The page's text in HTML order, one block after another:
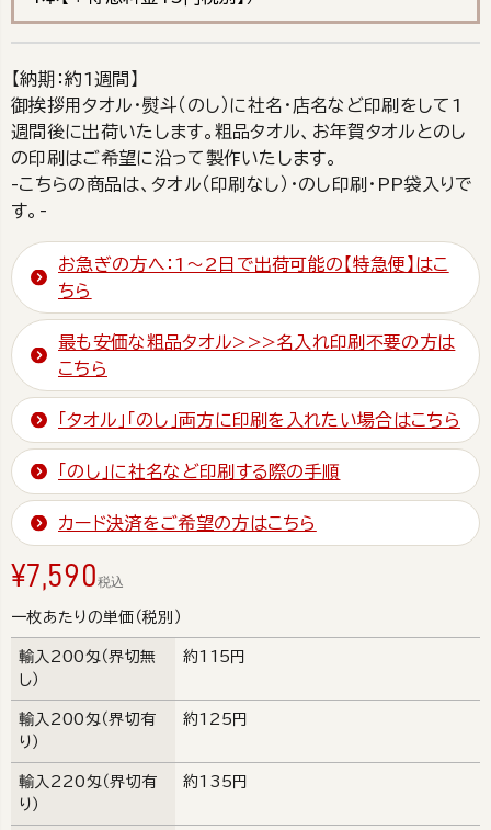
【納期：約1週間】
御挨拶用タオル・熨斗（のし）に社名・店名など印刷をして1
週間後に出荷いたします。粗品タオル、お年賀タオルとのし
の印刷はご希望に沿って製作いたします。
-こちらの商品は、タオル（印刷なし）・のし印刷・PP袋入りで
す。-
お急ぎの方へ：1～2日で出荷可能の【特急便】はこ
ちら
最も安価な粗品タオル>>>名入れ印刷不要の方は
こちら
「タオル」「のし」両方に印刷を入れたい場合はこちら
「のし」に社名など印刷する際の手順
カード決済をご希望の方はこちら
¥7,590税込
一枚あたりの単価（税別）
輸入200匁（界切無
し）
約115円
輸入200匁（界切有
り）
約125円
輸入220匁（界切有
り）
約135円